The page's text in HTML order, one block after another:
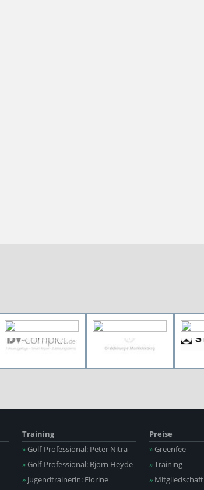
Training
»Golf-Professional: Peter Nitra
»Golf-Professional: Björn Heyde
» Jugendtrainerin: Florine
Preise
»Greenfee
»Training
» Mitgliedschaft